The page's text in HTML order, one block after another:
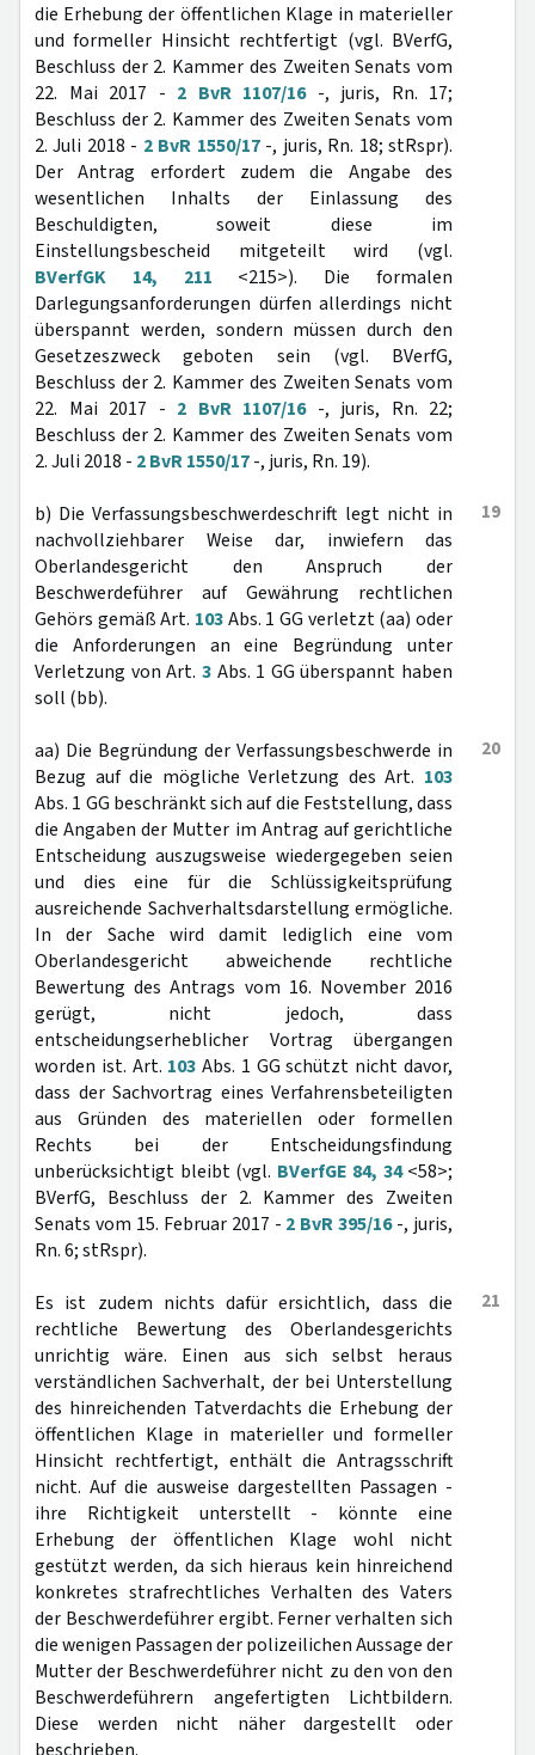
die Erhebung der öffentlichen Klage in materieller
und formeller Hinsicht rechtfertigt (vgl. BVerfG,
Beschluss der 2. Kammer des Zweiten Senats vom
22. Mai 2017 - 2 BvR 1107/16-, juris, Rn. 17;
Beschluss der 2. Kammer des Zweiten Senats vom
2. Juli 2018 - 2 BvR 1550/17-, juris, Rn. 18; stRspr).
Der Antrag erfordert zudem die Angabe des
wesentlichen Inhalts der Einlassung des
Beschuldigten, soweit diese im
Einstellungsbescheid mitgeteilt wird (vgl.
BVerfGK 14, 211 <215>). Die formalen
Darlegungsanforderungen dürfen allerdings nicht
überspannt werden, sondern müssen durch den
Gesetzeszweck geboten sein (vgl. BVerfG,
Beschluss der 2. Kammer des Zweiten Senats vom
22. Mai 2017 - 2 BvR 1107/16-, juris, Rn. 22;
Beschluss der 2. Kammer des Zweiten Senats vom
2. Juli 2018 - 2 BvR 1550/17-, juris, Rn. 19).
19
b) Die Verfassungsbeschwerdeschrift legt nicht in
nachvollziehbarer Weise dar, inwiefern das
Oberlandesgericht den Anspruch der
Beschwerdeführer auf Gewährung rechtlichen
Gehörs gemäß Art. 103Abs. 1 GG verletzt (aa) oder
die Anforderungen an eine Begründung unter
Verletzung von Art. 3Abs. 1 GG überspannt haben
soll (bb).
20
aa) Die Begründung der Verfassungsbeschwerde in
Bezug auf die mögliche Verletzung des Art. 103
Abs. 1 GG beschränkt sich auf die Feststellung, dass
die Angaben der Mutter im Antrag auf gerichtliche
Entscheidung auszugsweise wiedergegeben seien
und dies eine für die Schlüssigkeitsprüfung
ausreichende Sachverhaltsdarstellung ermögliche.
In der Sache wird damit lediglich eine vom
Oberlandesgericht abweichende rechtliche
Bewertung des Antrags vom 16. November 2016
gerügt, nicht jedoch, dass
entscheidungserheblicher Vortrag übergangen
worden ist. Art. 103 Abs. 1 GG schützt nicht davor,
dass der Sachvortrag eines Verfahrensbeteiligten
aus Gründen des materiellen oder formellen
Rechts bei der Entscheidungsfindung
unberücksichtigt bleibt (vgl. BVerfGE 84, 34<58>;
BVerfG, Beschluss der 2. Kammer des Zweiten
Senats vom 15. Februar 2017 - 2 BvR 395/16-, juris,
Rn. 6; stRspr).
21
Es ist zudem nichts dafür ersichtlich, dass die
rechtliche Bewertung des Oberlandesgerichts
unrichtig wäre. Einen aus sich selbst heraus
verständlichen Sachverhalt, der bei Unterstellung
des hinreichenden Tatverdachts die Erhebung der
öffentlichen Klage in materieller und formeller
Hinsicht rechtfertigt, enthält die Antragsschrift
nicht. Auf die ausweise dargestellten Passagen -
ihre Richtigkeit unterstellt - könnte eine
Erhebung der öffentlichen Klage wohl nicht
gestützt werden, da sich hieraus kein hinreichend
konkretes strafrechtliches Verhalten des Vaters
der Beschwerdeführer ergibt. Ferner verhalten sich
die wenigen Passagen der polizeilichen Aussage der
Mutter der Beschwerdeführer nicht zu den von den
Beschwerdeführern angefertigten Lichtbildern.
Diese werden nicht näher dargestellt oder